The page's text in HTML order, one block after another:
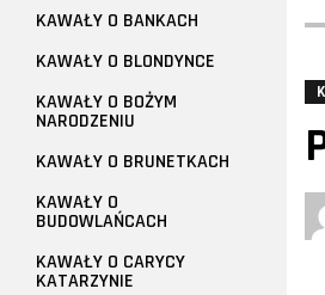
KAWAŁY O BANKACH
KAWAŁY O BLONDYNCE
KAWAŁY O BOŻYM
NARODZENIU
KAWAŁY O BRUNETKACH
KAWAŁY O
BUDOWLAŃCACH
KAWAŁY O CARYCY
KATARZYNIE